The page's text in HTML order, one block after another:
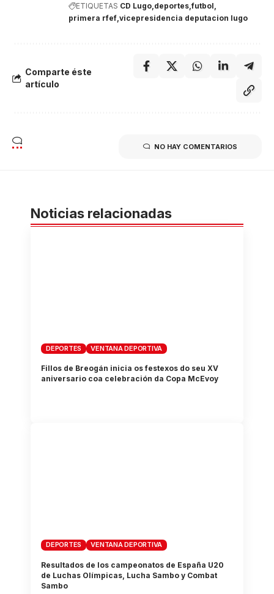
ETIQUETAS CD Lugo deportes futbol
primera rfef vicepresidencia deputacion lugo
Comparte éste
artículo
NO HAY COMENTARIOS
Noticias relacionadas
DEPORTES VENTANA DEPORTIVA
Fillos de Breogán inicia os festexos do seu XV
aniversario coa celebración da Copa McEvoy
DEPORTES VENTANA DEPORTIVA
Resultados de los campeonatos de España U20
de Luchas Olímpicas, Lucha Sambo y Combat
Sambo